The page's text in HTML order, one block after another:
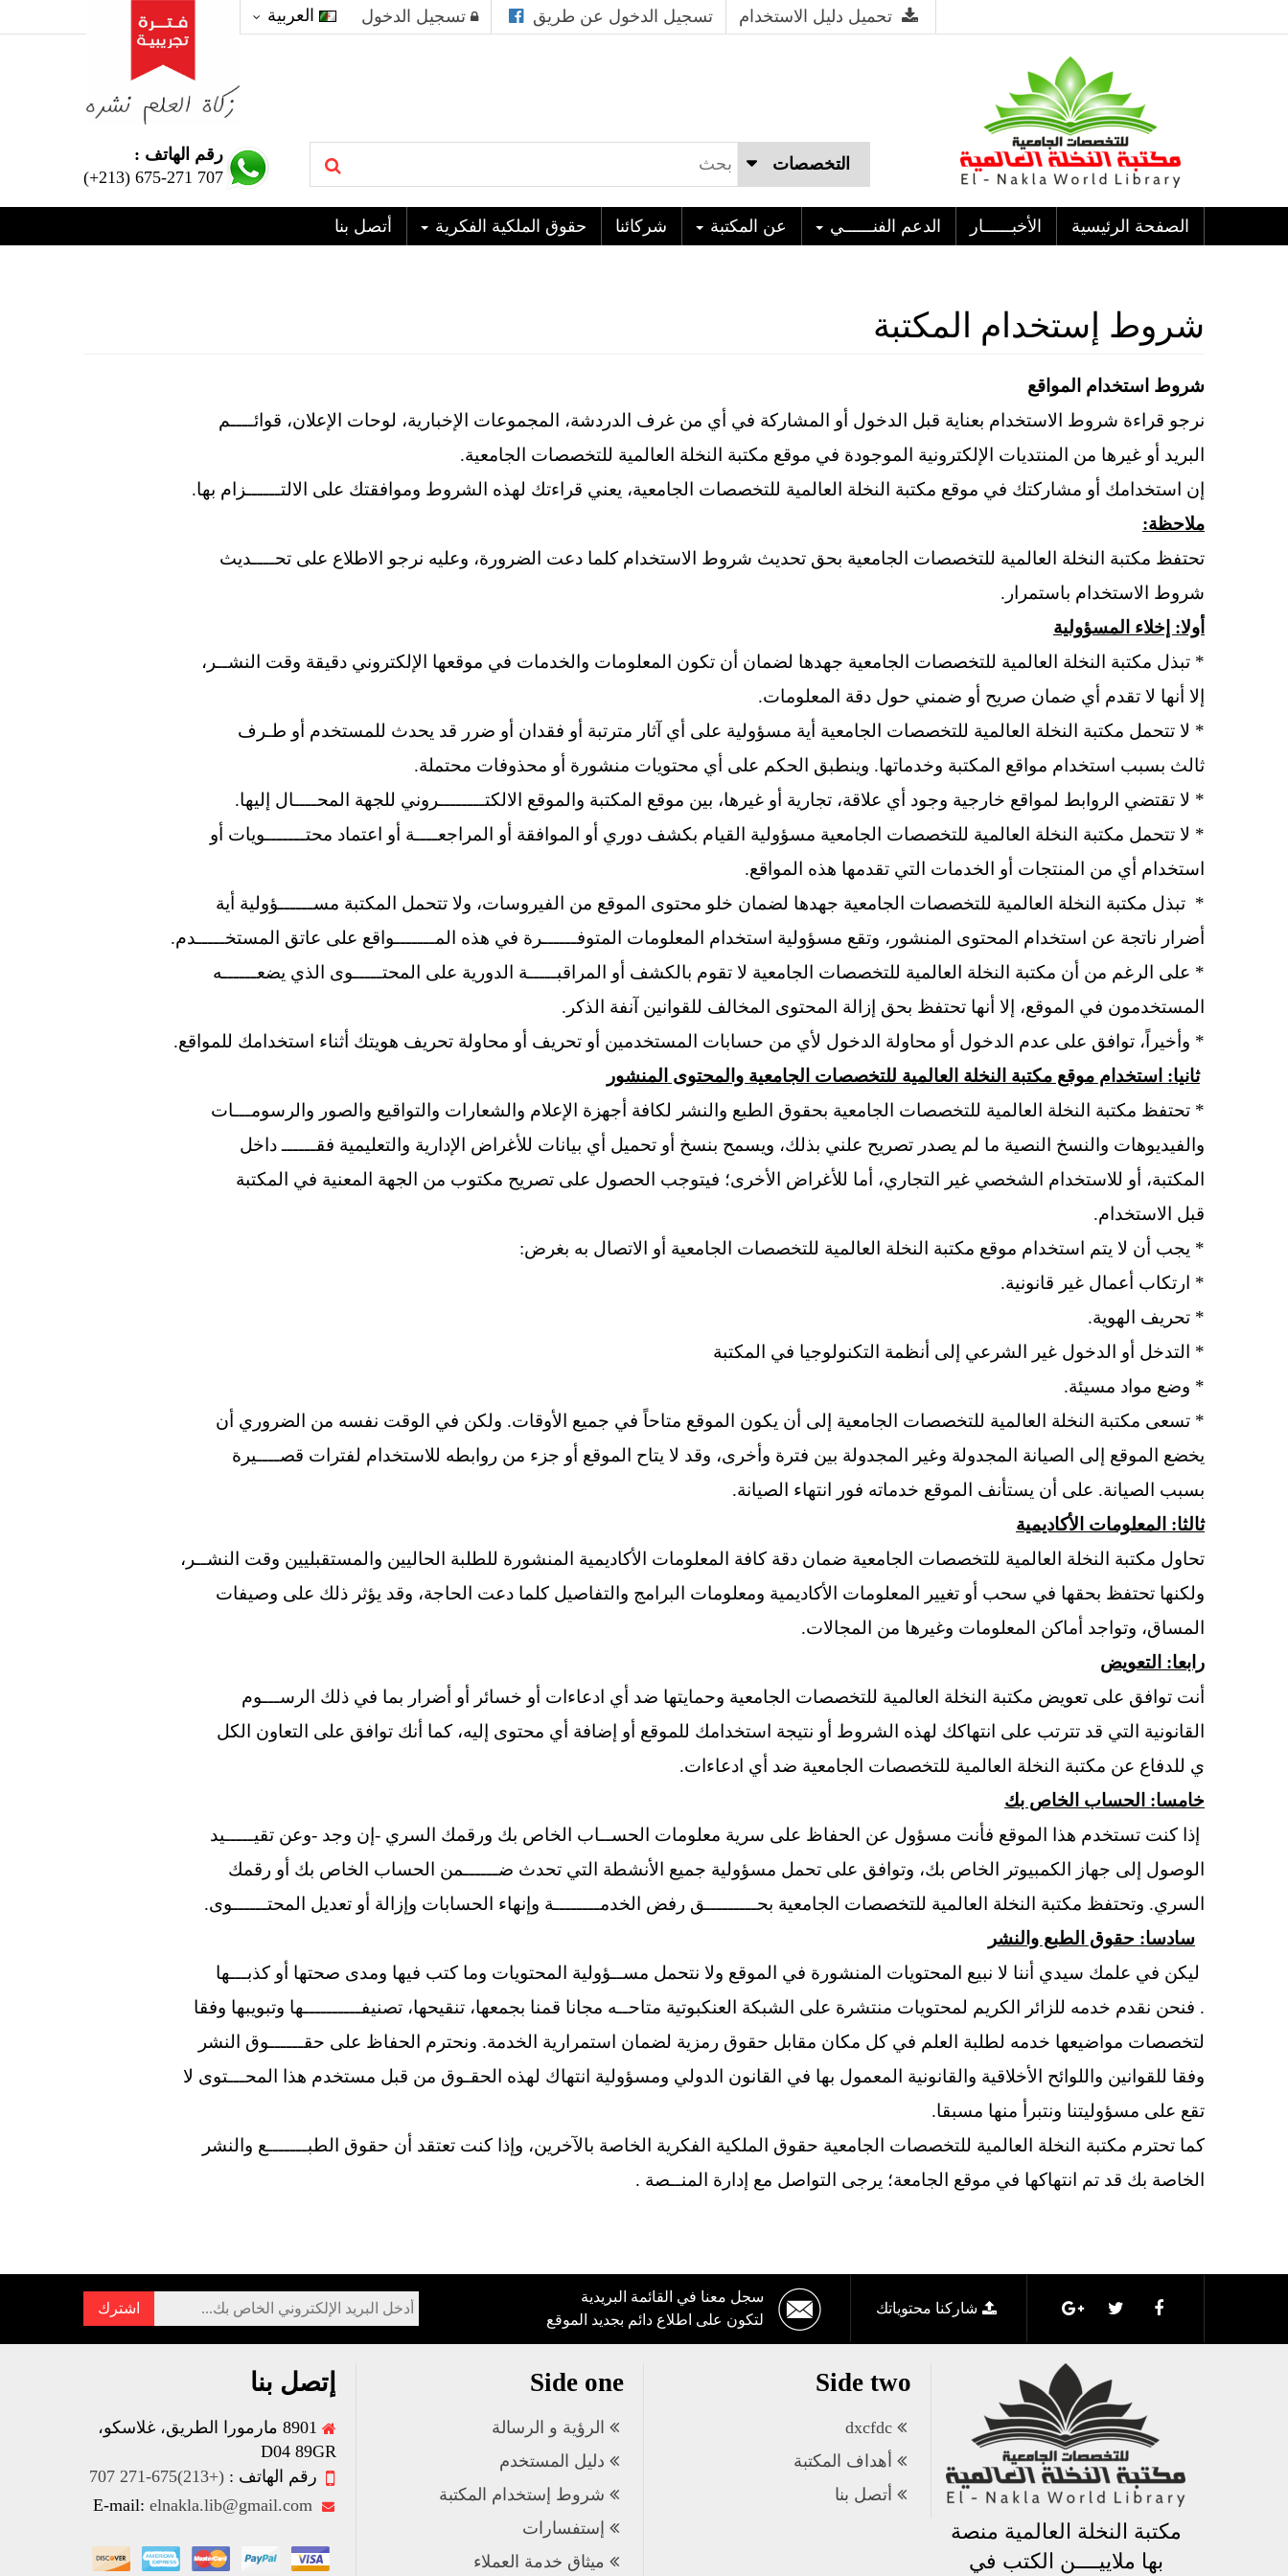
العربية تسجيل الدخول تسجيل الدخول عن طريق تحميل دليل الاستخدام
رقم الهاتف :
(+213) 675-271 707
الصفحة الرئيسية الأخبــــــار الدعم الفنــــــي عن المكتبة شركائنا حقوق الملكية الفكرية أتصل بنا
شروط إستخدام المكتبة
شروط استخدام المواقع
نرجو قراءة شروط الاستخدام بعناية قبل الدخول أو المشاركة في أي من غرف الدردشة، المجموعات الإخبارية، لوحات الإعلان، قوائــــم
البريد أو غيرها من المنتديات الإلكترونية الموجودة في موقع مكتبة النخلة العالمية للتخصصات الجامعية.
إن استخدامك أو مشاركتك في موقع مكتبة النخلة العالمية للتخصصات الجامعية، يعني قراءتك لهذه الشروط وموافقتك على الالتــــــزام بها.
ملاحظة:
تحتفظ مكتبة النخلة العالمية للتخصصات الجامعية بحق تحديث شروط الاستخدام كلما دعت الضرورة، وعليه نرجو الاطلاع على تحــــديث
شروط الاستخدام باستمرار.
أولا: إخلاء المسؤولية
* تبذل مكتبة النخلة العالمية للتخصصات الجامعية جهدها لضمان أن تكون المعلومات والخدمات في موقعها الإلكتروني دقيقة وقت النشــر،
إلا أنها لا تقدم أي ضمان صريح أو ضمني حول دقة المعلومات.
* لا تتحمل مكتبة النخلة العالمية للتخصصات الجامعية أية مسؤولية على أي آثار مترتبة أو فقدان أو ضرر قد يحدث للمستخدم أو طـرف
ثالث بسبب استخدام مواقع المكتبة وخدماتها. وينطبق الحكم على أي محتويات منشورة أو محذوفات محتملة.
* لا تقتضي الروابط لمواقع خارجية وجود أي علاقة، تجارية أو غيرها، بين موقع المكتبة والموقع الالكتــــــــروني للجهة المحــــال إليها.
* لا تتحمل مكتبة النخلة
العالمية للتخصصات الجامعية مسؤولية القيام بكشف دوري أو الموافقة أو المراجعــــة أو اعتماد محتـــــــويات أو
استخدام أي من المنتجات أو الخدمات التي تقدمها هذه المواقع.
* تبذل مكتبة النخلة العالمية للتخصصات الجامعية جهدها لضمان خلو محتوى الموقع من الفيروسات، ولا تتحمل المكتبة مســــــؤولية أية
أضرار ناتجة عن استخدام المحتوى المنشور، وتقع مسؤولية استخدام المعلومات المتوفــــــرة في هذه المـــــــواقع على عاتق المستخـــــدم.
* على الرغم من أن مكتبة النخلة العالمية للتخصصات الجامعية لا تقوم بالكشف أو المراقبـــــة الدورية على المحتـــــوى الذي يضعــــــه
المستخدمون في الموقع، إلا أنها تحتفظ بحق إزالة المحتوى المخالف للقوانين آنفة الذكر.
* وأخيراً، توافق على عدم الدخول أو محاولة الدخول لأي من حسابات المستخدمين أو تحريف أو محاولة تحريف هويتك أثناء استخدامك للمواقع.
ثانيا: استخدام موقع مكتبة النخلة العالمية للتخصصات الجامعية والمحتوى المنشور
* تحتفظ مكتبة النخلة العالمية للتخصصات الجامعية بحقوق الطبع والنشر لكافة أجهزة الإعلام والشعارات والتواقيع والصور والرسومـــات
والفيديوهات والنسخ النصية ما لم يصدر تصريح علني بذلك، ويسمح بنسخ أو تحميل أي بيانات للأغراض الإدارية والتعليمية فقــــــ داخل
المكتبة، أو للاستخدام الشخصي غير التجاري، أما للأغراض الأخرى؛ فيتوجب الحصول على تصريح مكتوب من الجهة المعنية في المكتبة
قبل الاستخدام.
* يجب أن لا يتم استخدام موقع مكتبة النخلة العالمية للتخصصات الجامعية أو الاتصال به بغرض:
* ارتكاب أعمال غير قانونية.
* تحريف الهوية.
*
التدخل أو الدخول غير الشرعي إلى أنظمة التكنولوجيا في المكتبة
* وضع مواد مسيئة.
* تسعى مكتبة النخلة العالمية للتخصصات الجامعية إلى أن يكون الموقع متاحاً في جميع الأوقات. ولكن في الوقت نفسه من الضروري أن
يخضع الموقع إلى الصيانة المجدولة وغير المجدولة بين فترة وأخرى، وقد لا يتاح الموقع أو جزء من روابطه للاستخدام لفترات قصــــيرة
بسبب الصيانة. على أن يستأنف الموقع خدماته فور انتهاء الصيانة.
ثالثا: المعلومات الأكاديمية
تحاول مكتبة النخلة العالمية للتخصصات الجامعية ضمان دقة كافة المعلومات الأكاديمية المنشورة للطلبة الحاليين والمستقبليين وقت النشــر،
ولكنها تحتفظ بحقها في سحب أو تغيير المعلومات الأكاديمية ومعلومات البرامج والتفاصيل كلما دعت الحاجة، وقد يؤثر ذلك على وصيفات
المساق، وتواجد أماكن المعلومات وغيرها من المجالات.
رابعا: التعويض
أنت توافق على تعويض مكتبة النخلة العالمية للتخصصات الجامعية وحمايتها ضد أي ادعاءات أو خسائر أو أضرار بما في ذلك الرســـوم
القانونية التي قد تترتب على انتهاكك لهذه الشروط أو نتيجة استخدامك للموقع أو إضافة أي محتوى إليه، كما أنك توافق على التعاون الكل
ي للدفاع عن مكتبة النخلة العالمية للتخصصات الجامعية ضد أي ادعاءات.
خامسا: الحساب الخاص بك
إذا كنت تستخدم هذا الموقع فأنت مسؤول عن الحفاظ على سرية معلومات الحســاب الخاص بك ورقمك السري -إن وجد -وعن تقيـــــيد
الوصول إلى جهاز الكمبيوتر الخاص بك، وتوافق على تحمل مسؤولية جميع الأنشطة التي تحدث ضــــــمن الحساب الخاص بك أو رقمك
السري. وتحتفظ مكتبة النخلة العالمية للتخصصات الجامعية بحـــــــــق رفض الخدمــــــــة وإنهاء الحسابات وإزالة أو تعديل المحتــــــوى.
سادسا: حقوق الطبع والنشر
ليكن في علمك سيدي أننا لا نبيع المحتويات المنشورة في الموقع ولا نتحمل مســؤولية المحتويات وما كتب فيها ومدى صحتها أو كذبـــها
. فنحن نقدم خدمه للزائر الكريم لمحتويات منتشرة على الشبكة العنكبوتية متاحــه مجانا قمنا بجمعها، تنقيحها، تصنيفــــــــــها وتبويبها وفقا
لتخصصات مواضيعها خدمه لطلبة العلم في كل مكان مقابل حقوق رمزية لضمان استمرارية الخدمة. ونحترم الحفاظ على حقــــــوق النشر
وفقا للقوانين واللوائح الأخلاقية والقانونية المعمول بها في القانون الدولي ومسؤولية انتهاك لهذه الحقـوق من قبل مستخدم هذا المحـــتوى لا
تقع على مسؤوليتنا ونتبرأ منها مسبقا.
كما تحترم مكتبة النخلة العالمية للتخصصات الجامعية حقوق الملكية الفكرية الخاصة بالآخرين، وإذا كنت تعتقد أن حقوق الطبـــــــع والنشر
الخاصة بك قد تم انتهاكها في موقع الجامعة؛ يرجى التواصل مع إدارة المنــصة .
شاركنا محتوياتك
سجل معنا في القائمة البريدية
لتكون على اطلاع دائم بجديد الموقع
مكتبة النخلة العالمية منصة
بها ملاييــــن الكتب في
Side two
dxcfdc
أهداف المكتبة
أتصل بنا
Side one
الرؤية و الرسالة
دليل المستخدم
شروط إستخدام المكتبة
إستفسارات
ميثاق خدمة العملاء
إتصل بنا
8901 مارمورا الطريق، غلاسكو،
D04 89GR
رقم الهاتف : (+213)675-271 707
elnakla.lib@gmail.com